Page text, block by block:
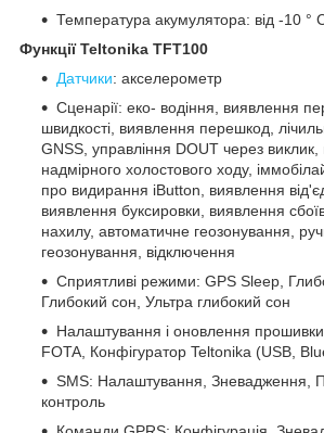
Температура акумулятора: від -10 °
Функції Teltonika TFT100
Датчики: акселерометр
Сценарії: еко- водіння, виявлення
швидкості, виявлення перешкод,
GNSS, управління DOUT через
надмірного холостового ходу,
про видирання iButton, виявлення
виявлення буксировки, виявлення
нахилу, автоматичне геозонування,
геозонування, відключення
Сприятливі режими: GPS Sleep,
Глибокий сон, Ультра глибокий сон
Налаштування і оновлення
FOTA, Конфігуратор Teltonika (USB,
SMS: Налаштування, Зневадження,
контроль